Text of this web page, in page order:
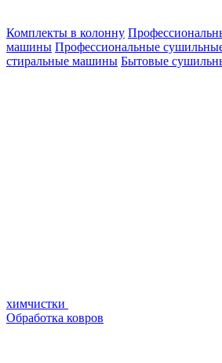
Комплекты в колонну
машины Профессиональные
стиральные машины Бытовые
химчистки
Обработка ковров